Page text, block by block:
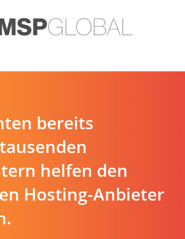
bereits
helfen den
Hosting-Anbieter